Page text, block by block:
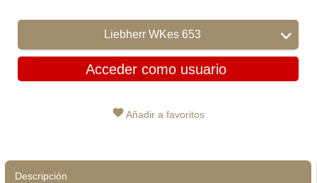
Liebherr WKes 653
Acceder como usuario
Añadir a favoritos
Descripción